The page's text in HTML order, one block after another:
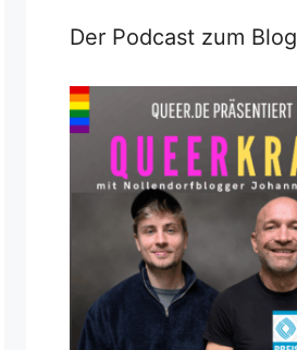
Der Podcast zum Blog